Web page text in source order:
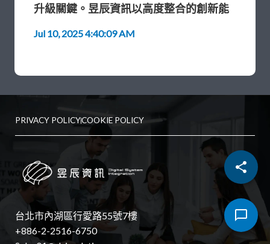
升級關鍵。 昱辰資訊以高度整合的創新能
辨識門禁解決方案，助力企業實現真正的
【 UniFace 4人臉辨識門禁機於辦公室出入口應
用 】
Jul 10, 2025 4:40:09 AM
PRIVACY POLICYCOOKIE POLICY
台北市內湖區行愛路55號7樓
+886-2-2516-6750